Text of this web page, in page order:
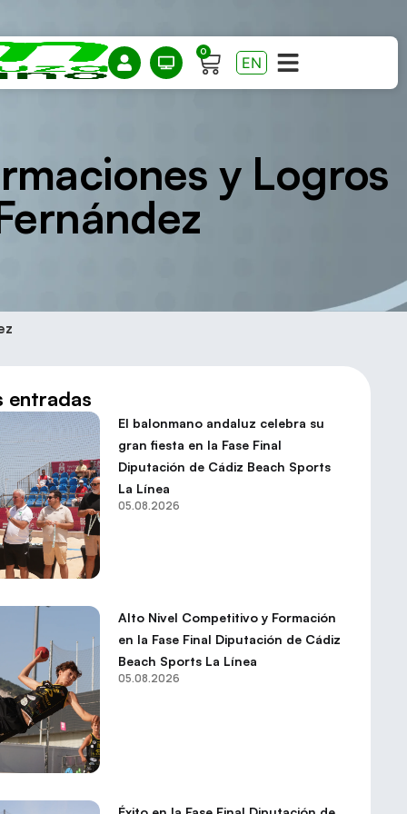
0
EN
y Logros
entradas
El balonmano andaluz celebra su
gran fiesta en la Fase Final
Diputación de Cádiz Beach Sports
La Línea
05.08.2026
Alto Nivel Competitivo y Formación
en la Fase Final Diputación de Cádiz
Beach Sports La Línea
05.08.2026